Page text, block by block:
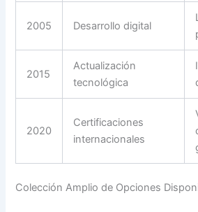
2005 Desarrollo digital
2015
Actualización
tecnológica
2020
Certificaciones
internacionales
Colección Amplio de Opciones